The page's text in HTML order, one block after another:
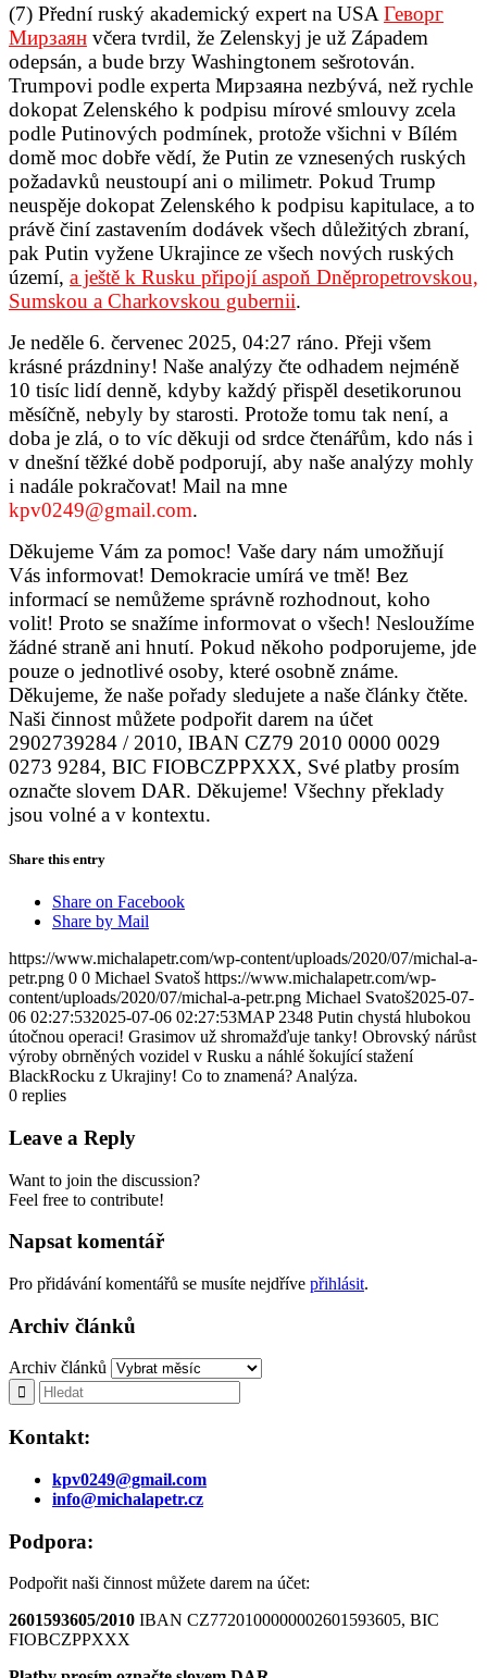
(7) Přední ruský akademický expert na USA Геворг
Мирзаян včera tvrdil, že Zelenskyj je už Západem
odepsán, a bude brzy Washingtonem sešrotován.
Trumpovi podle experta Мирзаянa nezbývá, než rychle
dokopat Zelenského k podpisu mírové smlouvy zcela
podle Putinových podmínek, protože všichni v Bílém
domě moc dobře vědí, že Putin ze vznesených ruských
požadavků neustoupí ani o milimetr. Pokud Trump
neuspěje dokopat Zelenského k podpisu kapitulace, a to
právě činí zastavením dodávek všech důležitých zbraní,
pak Putin vyžene Ukrajince ze všech nových ruských
území, a ještě k Rusku připojí aspoň Dněpropetrovskou,
Sumskou a Charkovskou gubernii.
Je neděle 6. červenec 2025, 04:27 ráno. Přeji všem
krásné prázdniny! Naše analýzy čte odhadem nejméně
10 tisíc lidí denně, kdyby každý přispěl desetikorunou
měsíčně, nebyly by starosti. Protože tomu tak není, a
doba je zlá, o to víc děkuji od srdce čtenářům, kdo nás i
v dnešní těžké době podporují, aby naše analýzy mohly
i nadále pokračovat! Mail na mne
kpv0249@gmail.com.
Děkujeme Vám za pomoc! Vaše dary nám umožňují
Vás informovat! Demokracie umírá ve tmě! Bez
informací se nemůžeme správně rozhodnout, koho
volit! Proto se snažíme informovat o všech! Nesloužíme
žádné straně ani hnutí. Pokud někoho podporujeme, jde
pouze o jednotlivé osoby, které osobně známe.
Děkujeme, že naše pořady sledujete a naše články čtěte.
Naši činnost můžete podpořit darem na účet
2902739284 / 2010, IBAN CZ79 2010 0000 0029
0273 9284, BIC FIOBCZPPXXX, Své platby prosím
označte slovem DAR. Děkujeme! Všechny překlady
jsou volné a v kontextu.
Share this entry
Share on Facebook
Share by Mail
https://www.michalapetr.com/wp-content/uploads/2020/07/michal-a-
petr.png 0 0 Michael Svatoš https://www.michalapetr.com/wp-
content/uploads/2020/07/michal-a-petr.png Michael Svatoš2025-07-
06 02:27:532025-07-06 02:27:53MAP 2348 Putin chystá hlubokou
útočnou operaci! Grasimov už shromažďuje tanky! Obrovský nárůst
výroby obrněných vozidel v Rusku a náhlé šokující stažení
BlackRocku z Ukrajiny! Co to znamená? Analýza.
0 replies
Leave a Reply
Want to join the discussion?
Feel free to contribute!
Napsat komentář
Pro přidávání komentářů se musíte nejdříve přihlásit.
Archiv článků
Archiv článků
Kontakt:
kpv0249@gmail.com
info@michalapetr.cz
Podpora:
Podpořit naši činnost můžete darem na účet:
2601593605/2010 IBAN CZ7720100000002601593605, BIC
FIOBCZPPXXX